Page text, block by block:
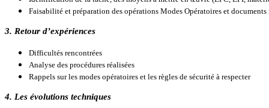
Faisabilité et préparation des opérations Modes Opératoires et documents
3. Retour d’expériences
Difficultés rencontrées
Analyse des procédures réalisées
Rappels sur les modes opératoires et les règles de sécurité à respecter
4. Les évolutions techniques